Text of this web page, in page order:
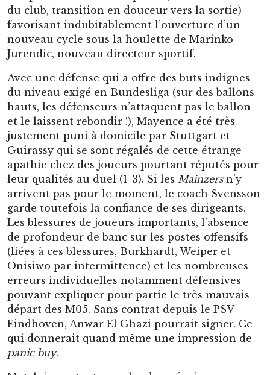
du club, transition en douceur vers la sortie)
favorisant indubitablement l’ouverture d’un
nouveau cycle sous la houlette de Marinko
Jurendic, nouveau directeur sportif.
Avec une défense qui a offre des buts indignes
du niveau exigé en Bundesliga (sur des ballons
hauts, les défenseurs n’attaquent pas le ballon
et le laissent rebondir !), Mayence a été très
justement puni à domicile par Stuttgart et
Guirassy qui se sont régalés de cette étrange
apathie chez des joueurs pourtant réputés pour
leur qualités au duel (1-3). Si les Mainzersn’y
arrivent pas pour le moment, le coach Svensson
garde toutefois la confiance de ses dirigeants.
Les blessures de joueurs importants, l’absence
de profondeur de banc sur les postes offensifs
(liées à ces blessures, Burkhardt, Weiper et
Onisiwo par intermittence) et les nombreuses
erreurs individuelles notamment défensives
pouvant expliquer pour partie le très mauvais
départ des M05. Sans contrat depuis le PSV
Eindhoven, Anwar El Ghazi pourrait signer. Ce
qui donnerait quand même une impression de
panic buy.